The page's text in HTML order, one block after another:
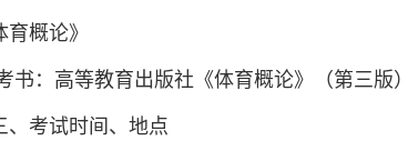
育概论》
书：高等教育出版社《体育概论》（第三版
、考试时间、地点